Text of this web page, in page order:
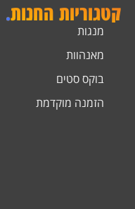
קטגוריות החנות.
מנגות
מאנהוות
בוקס סטים
הזמנה מוקדמת